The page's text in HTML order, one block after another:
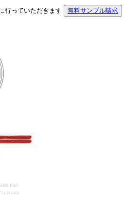
行っていただきます 無料サンプル請求